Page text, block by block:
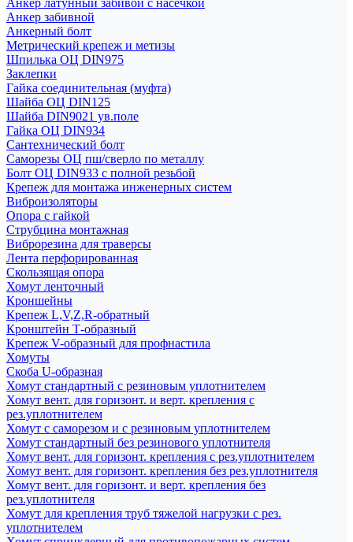
Анкер латунный забивой с насечкой
Анкер забивной
Анкерный болт
Метрический крепеж и метизы
Шпилька ОЦ DIN975
Заклепки
Гайка соединительная (муфта)
Шайба ОЦ DIN125
Шайба DIN9021 ув.поле
Гайка ОЦ DIN934
Сантехнический болт
Саморезы ОЦ пш/сверло по металлу
Болт ОЦ DIN933 с полной резьбой
Крепеж для монтажа инженерных систем
Виброизоляторы
Опора с гайкой
Струбцина монтажная
Виброрезина для траверсы
Лента перфорированная
Скользящая опора
Хомут ленточный
Кроншейны
Крепеж L,V,Z,R-обратный
Кронштейн Т-образный
Крепеж V-образный для профнастила
Хомуты
Скоба U-образная
Хомут стандартный с резиновым уплотнителем
Хомут вент. для горизонт. и верт. крепления с
рез.уплотнителем
Хомут с саморезом и с резиновым уплотнителем
Хомут стандартный без резинового уплотнителя
Хомут вент. для горизонт. крепления с рез.уплотнителем
Хомут вент. для горизонт. крепления без рез.уплотнителя
Хомут вент. для горизонт. и верт. крепления без
рез.уплотнителя
Хомут для крепления труб тяжелой нагрузки с рез.
уплотнителем